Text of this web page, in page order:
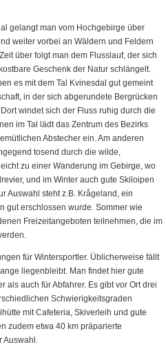
gelangt man vom Hochgebirge über
weiter vorbei an Wäldern und Feldern
über folgt man dem Flusslauf, der sich
Geschenk der Natur schlängelt.
es mit dem Tal Kvinesdal gut gemeint
in der sich abgerundete Bergrücken
windet sich der Fluss ruhig durch die
im Tal lädt das Zentrum des Bezirks
Abstecher ein. Am anderen
tosend durch die wilde,
zu einer Wanderung im Gebirge, wo
und im Winter auch gute Skiloipen
Auswahl steht z.B. Krågeland, ein
gut erschlossen wurde. Sommer wie
Freizeitangeboten teilnehmen, die im
für Wintersportler. Üblicherweise fällt
liegenbleibt. Man findet hier gute
als auch für Abfahrer. Es gibt vor Ort drei
Schwierigkeitsgraden
mit Cafeteria, Skiverleih und gute
zudem etwa 40 km präparierte
Auswahl.